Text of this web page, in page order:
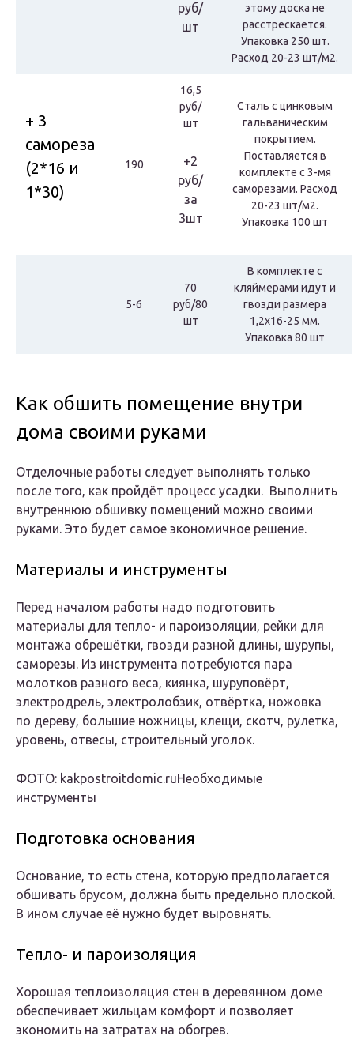
руб/
шт
этому доска не
расстрескается.
Упаковка 250 шт.
Расход 20-23 шт/м2.
+ 3
самореза
(2*16 и
1*30)
190
16,5
руб/
шт
+2
руб/
за
3шт
Сталь с цинковым
гальваническим
покрытием.
Поставляется в
комплекте с 3-мя
саморезами. Расход
20-23 шт/м2.
Упаковка 100 шт
5-6
70
руб/80
шт
В комплекте с
кляймерами идут и
гвозди размера
1,2х16-25 мм.
Упаковка 80 шт
Как обшить помещение внутри
дома своими руками
Отделочные работы следует выполнять только
после того, как пройдёт процесс усадки. Выполнить
внутреннюю обшивку помещений можно своими
руками. Это будет самое экономичное решение.
Материалы и инструменты
Перед началом работы надо подготовить
материалы для тепло- и пароизоляции, рейки для
монтажа обрешётки, гвозди разной длины, шурупы,
саморезы. Из инструмента потребуются пара
молотков разного веса, киянка, шуруповёрт,
электродрель, электролобзик, отвёртка, ножовка
по дереву, большие ножницы, клещи, скотч, рулетка,
уровень, отвесы, строительный уголок.
ФОТО: kakpostroitdomic.ruНеобходимые
инструменты
Подготовка основания
Основание, то есть стена, которую предполагается
обшивать брусом, должна быть предельно плоской.
В ином случае её нужно будет выровнять.
Тепло- и пароизоляция
Хорошая теплоизоляция стен в деревянном доме
обеспечивает жильцам комфорт и позволяет
экономить на затратах на обогрев.